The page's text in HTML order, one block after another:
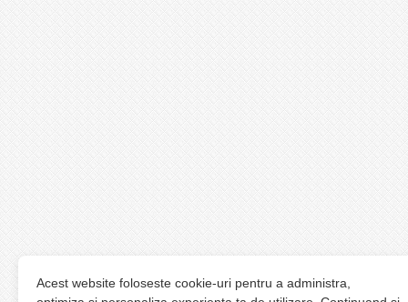
Acest website foloseste cookie-uri pentru a administra,